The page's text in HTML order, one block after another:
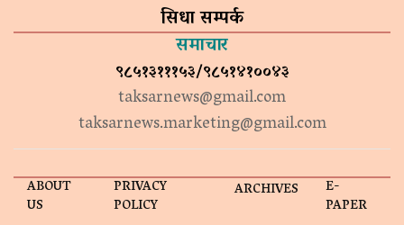
सिधा सम्पर्क
समाचार
९८५१३१११५३/९८५१४१००४३
taksarnews@gmail.com
taksarnews.marketing@gmail.com
ABOUT
US
PRIVACY
POLICY
ARCHIVES E-
PAPER